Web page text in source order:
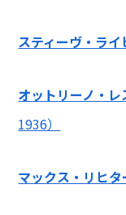
スティーヴ・ライ
オットリーノ・
1936）
マックス・リヒタ